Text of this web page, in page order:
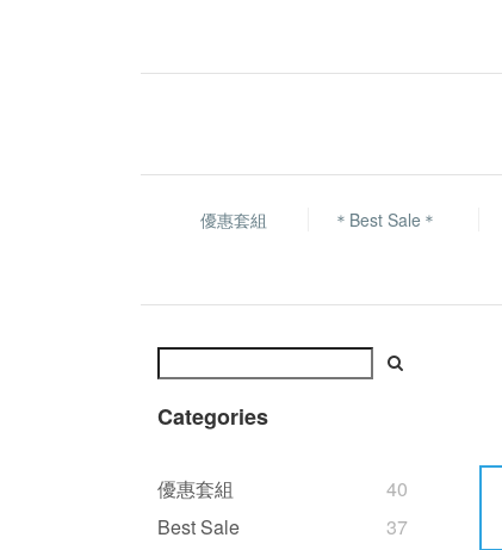
優惠套組 ＊Best Sale＊
Categories
優惠套組
40
Best Sale
37